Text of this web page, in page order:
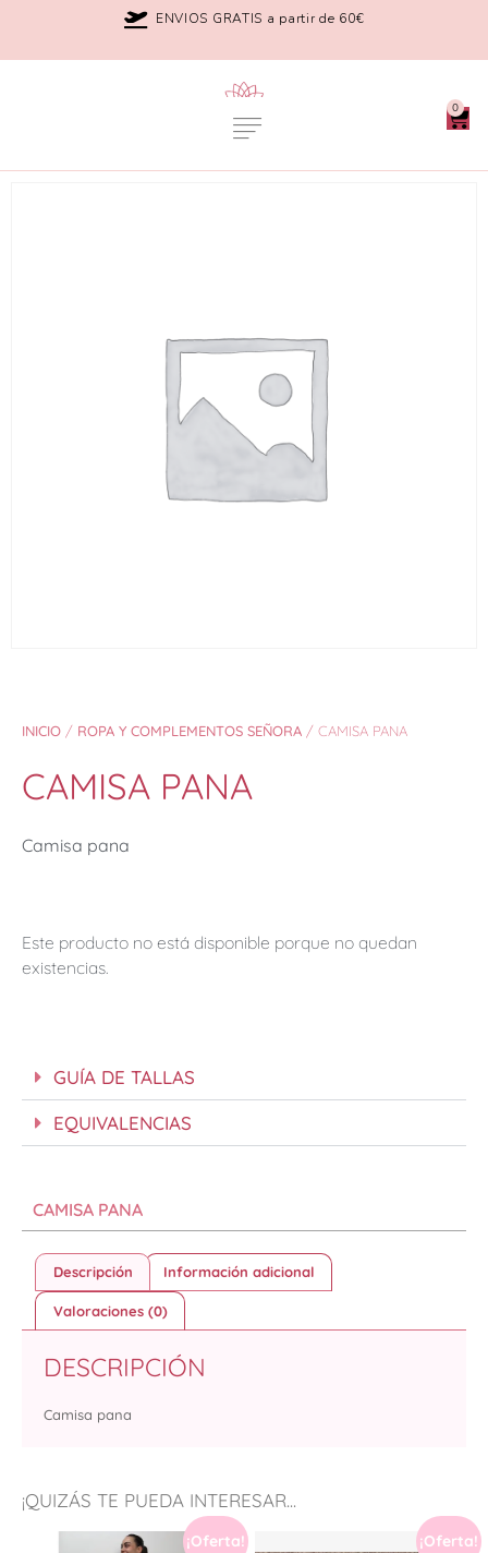
ENVIOS GRATIS a partir de 60€
0
INICIO / ROPA Y COMPLEMENTOS SEÑORA / CAMISA PANA
CAMISA PANA
Camisa pana
Este producto no está disponible porque no quedan
existencias.
GUÍA DE TALLAS
EQUIVALENCIAS
¡QUIZÁS TE PUEDA INTERESAR...
¡Oferta! ¡Oferta!
CAMISA PANA
Descripción Información adicional
Valoraciones (0)
DESCRIPCIÓN
Camisa pana